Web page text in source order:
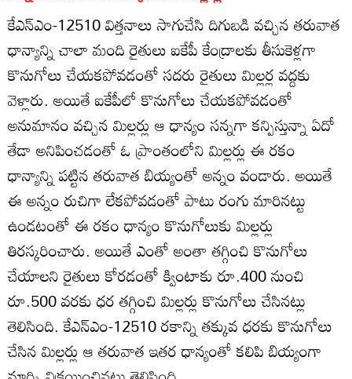
కేఎన్‌ఎం-12510 విత్తనాలు సాగుచేసి దిగుబడి వచ్చిన తరువాత
ధాన్యాన్ని చాలా మంది రైతులు ఐకేపీ కేంద్రాలకు తీసుకెళ్లగా
కొనుగోలు చేయకపోవడంతో సదరు రైతులు మిల్లర్ల వద్దకు
వెళ్లారు. అయితే ఐకేపీలో కొనుగోలు చేయకపోవడంతో
అనుమానం వచ్చిన మిల్లర్లు ఆ ధాన్యం సన్నగా కన్పిస్తున్నా ఏదో
తేడా అనిపించడంతో ఓ ప్రాంతంలోని మిల్లర్లు ఈ రకం
ధాన్యాన్ని పట్టిన తరువాత బియ్యంతో అన్నం వండారు. అయితే
ఈ అన్నం రుచిగా లేకపోవడంతో పాటు రంగు మారినట్టు
ఉండటంతో ఈ రకం ధాన్యం కొనుగోలుకు మిల్లర్లు
తిరస్కరించారు. అయితే ఎంతో అంతా తగ్గించి కొనుగోలు
చేయాలని రైతులు కోరడంతో క్వింటాకు రూ.400 నుంచి
రూ.500 వరకు ధర తగ్గించి మిల్లర్లు కొనుగోలు చేసినట్లు
తెలిసింది. కేఎన్‌ఎం-12510 రకాన్ని తక్కువ ధరకు కొనుగోలు
చేసిన మిల్లర్లు ఆ తరువాత ఇతర ధాన్యంతో కలిపి బియ్యంగా